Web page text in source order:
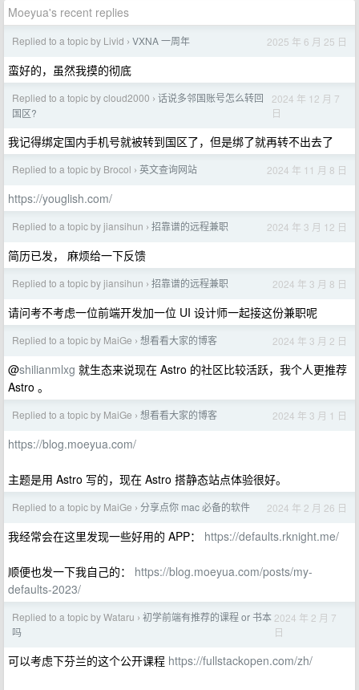
Moeyua's recent replies
Replied to a topic by Livid › VXNA 一周年 2025 年 6 月 25 日
蛮好的，虽然我摸的彻底
Replied to a topic by cloud2000 › 话说多邻国账号怎么转回
国区?
2024 年 12 月 7
日
我记得绑定国内手机号就被转到国区了，但是绑了就再转不出去了
Replied to a topic by Brocol › 英文查询网站 2024 年 11 月 8 日
https://youglish.com/
Replied to a topic by jiansihun › 招靠谱的远程兼职 2024 年 3 月 12 日
简历已发， 麻烦给一下反馈
Replied to a topic by jiansihun › 招靠谱的远程兼职 2024 年 3 月 8 日
请问考不考虑一位前端开发加一位 UI 设计师一起接这份兼职呢
Replied to a topic by MaiGe › 想看看大家的博客 2024 年 3 月 2 日
@shilianmlxg 就生态来说现在 Astro 的社区比较活跃，我个人更推荐
Astro 。
Replied to a topic by MaiGe › 想看看大家的博客 2024 年 3 月 1 日
https://blog.moeyua.com/
主题是用 Astro 写的，现在 Astro 搭静态站点体验很好。
Replied to a topic by MaiGe › 分享点你 mac 必备的软件 2024 年 2 月 26 日
我经常会在这里发现一些好用的 APP： https://defaults.rknight.me/
顺便也发一下我自己的： https://blog.moeyua.com/posts/my-
defaults-2023/
Replied to a topic by Wataru › 初学前端有推荐的课程 or 书本
吗
2024 年 2 月 7
日
可以考虑下芬兰的这个公开课程 https://fullstackopen.com/zh/